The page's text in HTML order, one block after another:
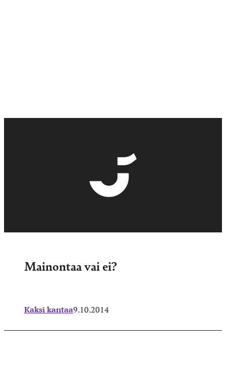
Mainontaa vai ei?
Kaksi kantaa9.10.2014